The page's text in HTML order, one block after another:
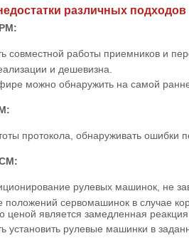
различных подходов
совместной работы приемников и
и дешевизна.
можно обнаружить на самой
протокола, обнаруживать ошибки
рулевых машинок, не
положений сервомашинок в случае
ценой является замедленная
установить рулевые машинки в